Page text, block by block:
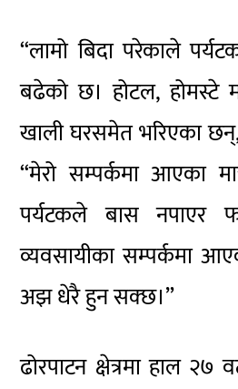
“लामो बिदा परेकाले
बढेको छ। होटल, होमस्टे
खाली घरसमेत भरिएका
“मेरो सम्पर्कमा आएका
पर्यटकले बास नपाएर
व्यवसायीका सम्पर्कमा
अझ धेरै हुन सक्छ।”
ढोरपाटन क्षेत्रमा हाल २७